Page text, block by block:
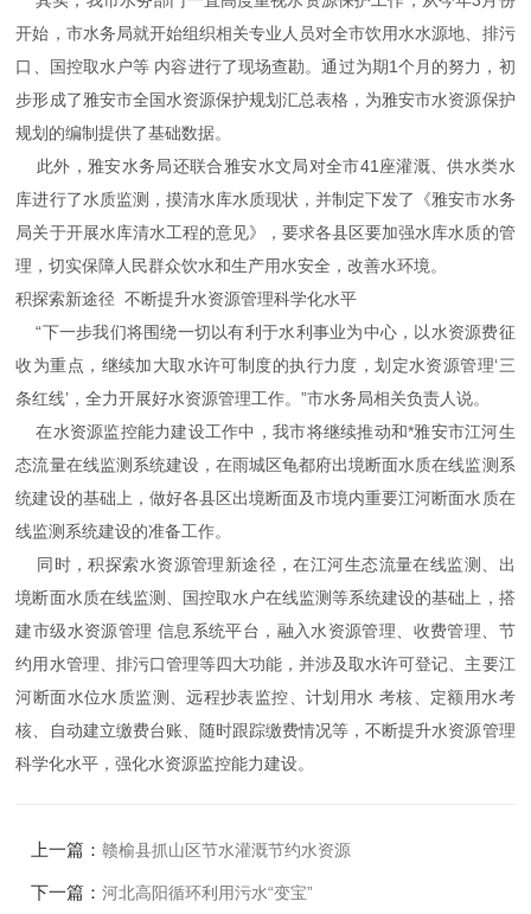
开始，市水务局就开始组织相关专业人员对全市饮用水水源地、排污
口、国控取水户等 内容进行了现场查勘。通过为期1个月的努力，初
步形成了雅安市全国水资源保护规划汇总表格，为雅安市水资源保护
规划的编制提供了基础数据。
此外，雅安水务局还联合雅安水文局对全市41座灌溉、供水类水
库进行了水质监测，摸清水库水质现状，并制定下发了《雅安市水务
局关于开展水库清水工程的意见》，要求各县区要加强水库水质的管
理，切实保障人民群众饮水和生产用水安全，改善水环境。
积探索新途径 不断提升水资源管理科学化水平
“下一步我们将围绕一切以有利于水利事业为中心，以水资源费征
收为重点，继续加大取水许可制度的执行力度，划定水资源管理‘三
条红线’，全力开展好水资源管理工作。”市水务局相关负责人说。
在水资源监控能力建设工作中，我市将继续推动和*雅安市江河生
态流量在线监测系统建设，在雨城区龟都府出境断面水质在线监测系
统建设的基础上，做好各县区出境断面及市境内重要江河断面水质在
线监测系统建设的准备工作。
同时，积探索水资源管理新途径，在江河生态流量在线监测、出
境断面水质在线监测、国控取水户在线监测等系统建设的基础上，搭
建市级水资源管理 信息系统平台，融入水资源管理、收费管理、节
约用水管理、排污口管理等四大功能，并涉及取水许可登记、主要江
河断面水位水质监测、远程抄表监控、计划用水 考核、定额用水考
核、自动建立缴费台账、随时跟踪缴费情况等，不断提升水资源管理
科学化水平，强化水资源监控能力建设。
上一篇：赣榆县抓山区节水灌溉节约水资源
下一篇：河北高阳循环利用污水“变宝”